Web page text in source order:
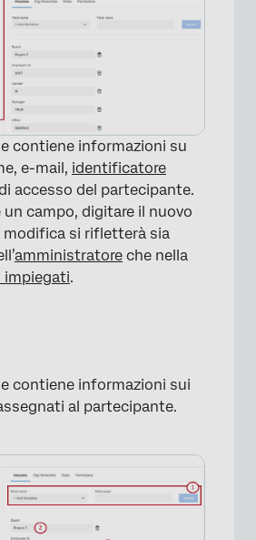
×
contiene informazioni su
e-mail, identificatore
accesso del partecipante.
un campo, digitare il nuovo
modifica si rifletterà sia
amministratore che nella
impiegati.
contiene informazioni sui
al partecipante.